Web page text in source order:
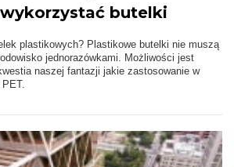
butelki
plastikowych? Plastikowe butelki nie muszą
jednorazówkami. Możliwości jest
naszej fantazji jakie zastosowanie w